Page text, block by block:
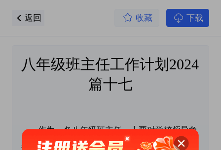
返回 收藏 下载
八年级班主任工作计划2024
篇十七
作为一名八年级班主任，上要对学校领导负